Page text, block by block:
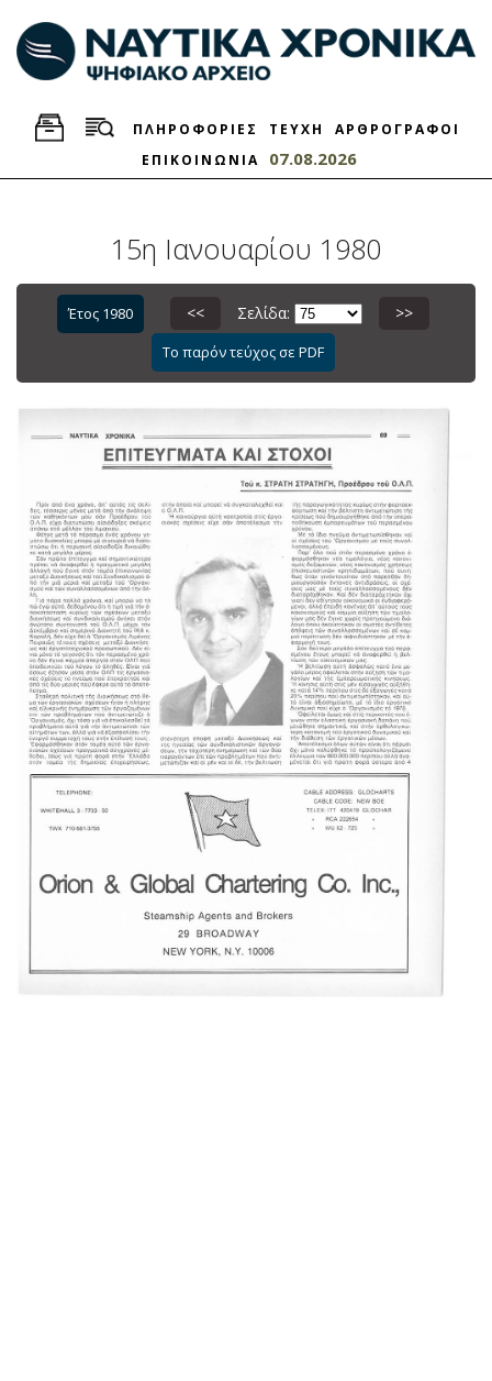
ΠΛΗΡΟΦΟΡΙΕΣ ΤΕΥΧΗ
ΑΡΘΡΟΓΡΑΦΟΙ
ΕΠΙΚΟΙΝΩΝΙΑ
07.08.2026
15η Ιανουαρίου 1980
Έτος 1980 << Σελίδα: >>
Το παρόν τεύχος σε PDF